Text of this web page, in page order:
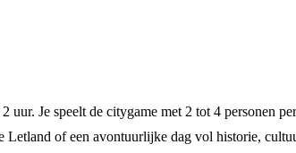
Je speelt de citygame met 2 tot 4 personen
Letland of een avontuurlijke dag vol historie,